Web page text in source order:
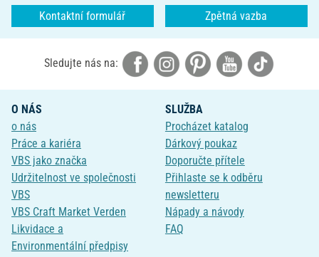
Kontaktní formulář Zpětná vazba
Sledujte nás na:
O NÁS
o nás
Práce a kariéra
VBS jako značka
Udržitelnost ve společnosti
VBS
VBS Craft Market Verden
Likvidace a
Environmentální předpisy
SLUŽBA
Procházet katalog
Dárkový poukaz
Doporučte přítele
Přihlaste se k odběru
newsletteru
Nápady a návody
FAQ